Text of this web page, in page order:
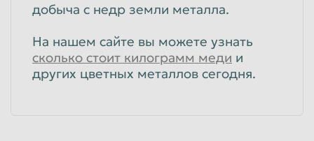
добыча с недр земли металла.
На нашем сайте вы можете узнать
сколько стоит килограмм меди и
других цветных металлов сегодня.